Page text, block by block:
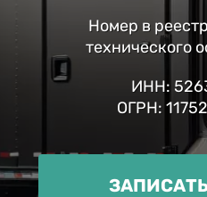
Номер в
технического
ИНН:
ОГРН: